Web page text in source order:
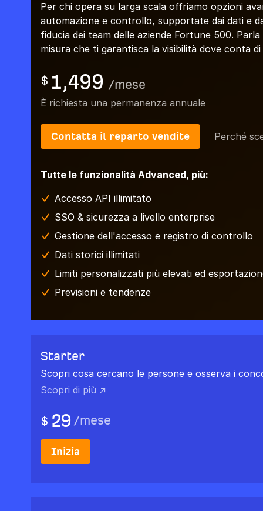
Per chi opera su larga scala offriamo opzioni
automazione e controllo, supportate dai dati e
fiducia dei team delle aziende Fortune 500.
misura che ti garantisca la visibilità dove conta di
$ 1,499 /mese
È richiesta una permanenza annuale
Contatta il reparto vendite Perché
Tutte le funzionalità Advanced, più:
Accesso API illimitato
SSO & sicurezza a livello enterprise
Gestione dell'accesso e registro di controllo
Dati storici illimitati
Limiti personalizzati più elevati ed
Previsioni e tendenze
Starter
Scopri cosa cercano le persone e osserva i
Scopri di più ↗
$ 29 /mese
Inizia